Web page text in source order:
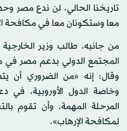
تاريخنا الحالي. لن ندع مصر
معا وستكونان معا في مكافحة
من جانبه، طالب وزير
المجتمع الدولي بدعم مصر في
وقال: إنه «من الضروري أن
وخاصة الدول الأوروبية،
المرحلة المهمة، وأن تقوم
لمكافحة الإرهاب».